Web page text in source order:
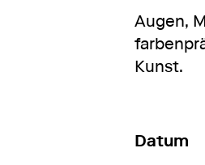
Augen,
Kunst.
Datum